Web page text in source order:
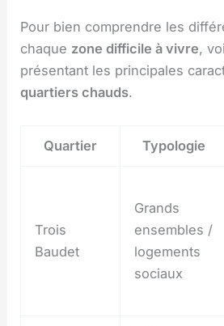
Pour bien comprendre les
chaque zone difficile à vivre,
présentant les principales
quartiers chauds.
Quartier Typologie
Trois
Baudet
Grands
ensembles /
logements
sociaux